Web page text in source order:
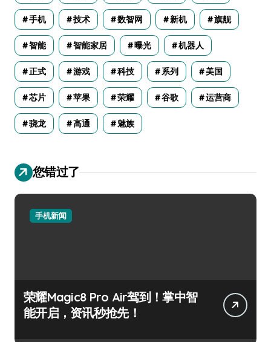
手机 技术 数智网 新机 旗舰
智能 智能家居 曝光 机器人
正式 游戏 科技 系列 美国
芯片 苹果 荣耀 谷歌 运营商
骁龙 高通 魅族
您错过了
手机新闻
荣耀Magic8 Pro Air驾到！掌中智
能开启，资讯秒抢先！